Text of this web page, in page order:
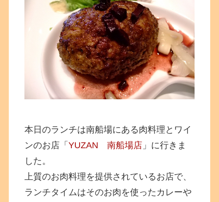
本日のランチは南船場にある肉料理とワイ
ンのお店「YUZAN 南船場店 」に行きま
した。
上質のお肉料理を提供されているお店で、
ランチタイムはそのお肉を使ったカレーや